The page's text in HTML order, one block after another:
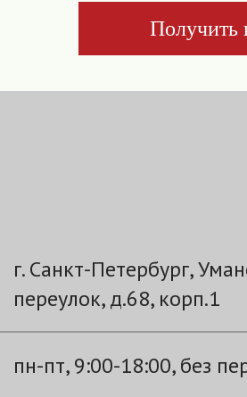
Получить
г. Санкт-Петербург,
переулок, д.68, корп.1
пн-пт, 9:00-18:00, без